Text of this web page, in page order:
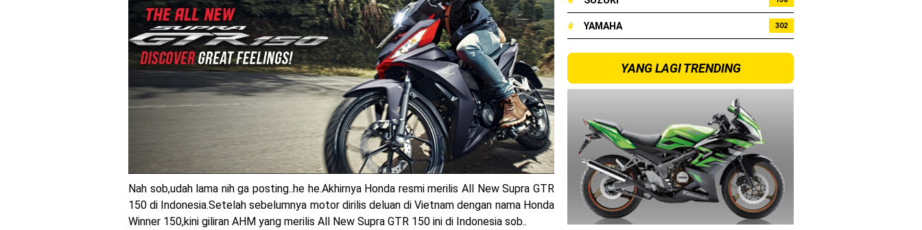
Yamaha Indonesia Rilis Warna Baru Fazzio Hybrid yang lebih Eye Catchy & Kece Abis
Sudah pakai diskbrake belakang ! Yamaha Indonesia Resmi perkenalkan Aerox Alpha 155 Turbo !
Yamaha Nmax Turbo 155 sudah lahir, Aerox Turbo hanya tinggal menunggu waktu ?
Honda Indonesia resmi jual New CBR 1000RR-R Fireblade 2025, harganya mantap !
Dukung MotoGP Mandalika 2024, AHM serahkan 10 unit motor listrik EM1 e
Yamaha Indonesia resmi luncurkan Nmax 155 Turbo
Begini penampakan livery Kawasaki Ninja ZX-25RR KRT Edition 2025
Nah sob,udah lama nih ga posting..he he.Akhirnya Honda resmi merilis All New Supra GTR
150 di Indonesia.Setelah sebelumnya motor dirilis deluan di Vietnam dengan nama Honda
Winner 150,kini giliran AHM yang merilis All New Supra GTR 150 ini di Indonesia sob..
# YAMAHA 302
YANG LAGI TRENDING